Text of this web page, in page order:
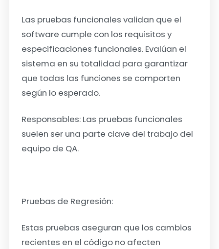
Las pruebas funcionales validan que el
software cumple con los requisitos y
especificaciones funcionales. Evalúan el
sistema en su totalidad para garantizar
que todas las funciones se comporten
según lo esperado.
Responsables: Las pruebas funcionales
suelen ser una parte clave del trabajo del
equipo de QA.
Pruebas de Regresión:
Estas pruebas aseguran que los cambios
recientes en el código no afecten